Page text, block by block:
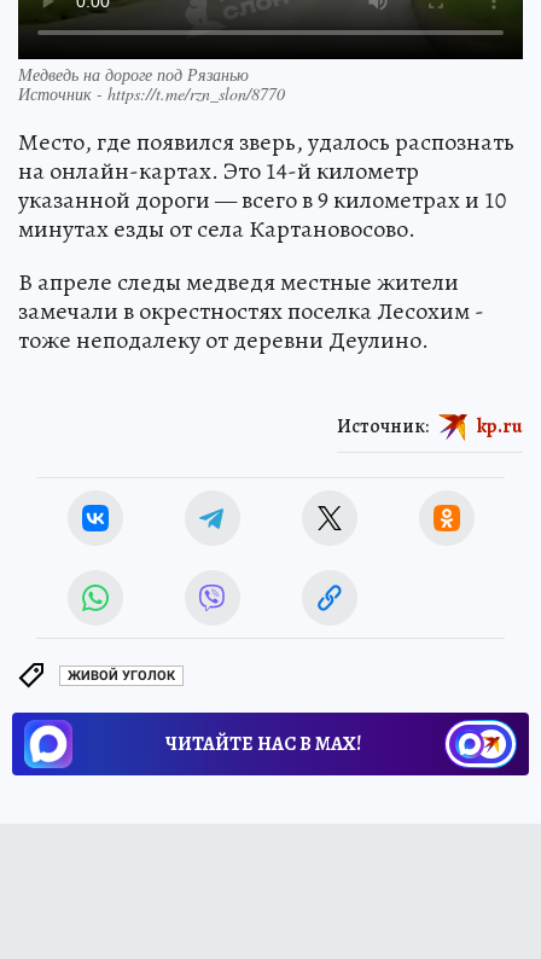
Медведь на дороге под Рязанью
Источник - https://t.me/rzn_slon/8770
Место, где появился зверь, удалось распознать
на онлайн-картах. Это 14-й километр
указанной дороги — всего в 9 километрах и 10
минутах езды от села Картановосово.
В апреле следы медведя местные жители
замечали в окрестностях поселка Лесохим -
тоже неподалеку от деревни Деулино.
Источник: kp.ru
ЖИВОЙ УГОЛОК
ЧИТАЙТЕ НАС В МАХ!